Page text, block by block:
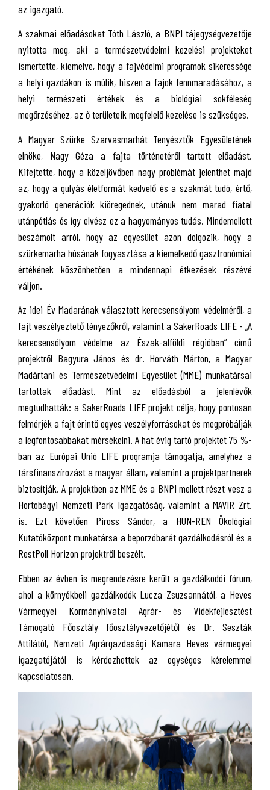
az igazgató.
A szakmai előadásokat Tóth László, a BNPI tájegységvezetője
nyitotta meg, aki a természetvédelmi kezelési projekteket
ismertette, kiemelve, hogy a fajvédelmi programok sikeressége
a helyi gazdákon is múlik, hiszen a fajok fennmaradásához, a
helyi természeti értékek és a biológiai sokféleség
megőrzéséhez, az ő területeik megfelelő kezelése is szükséges.
A Magyar Szürke Szarvasmarhát Tenyésztők Egyesületének
elnöke, Nagy Géza a fajta történetéről tartott előadást.
Kifejtette, hogy a közeljövőben nagy problémát jelenthet majd
az, hogy a gulyás életformát kedvelő és a szakmát tudó, értő,
gyakorló generációk kiöregednek, utánuk nem marad fiatal
utánpótlás és így elvész ez a hagyományos tudás. Mindemellett
beszámolt arról, hogy az egyesület azon dolgozik, hogy a
szürkemarha húsának fogyasztása a kiemelkedő gasztronómiai
értékének köszönhetően a mindennapi étkezések részévé
váljon.
Az idei Év Madarának választott kerecsensólyom védelméről, a
fajt veszélyeztető tényezőkről, valamint a SakerRoads LIFE - „A
kerecsensólyom védelme az Észak-alföldi régióban” című
projektről Bagyura János és dr. Horváth Márton, a Magyar
Madártani és Természetvédelmi Egyesület (MME) munkatársai
tartottak előadást. Mint az előadásból a jelenlévők
megtudhatták: a SakerRoads LIFE projekt célja, hogy pontosan
felmérjék a fajt érintő egyes veszélyforrásokat és megpróbálják
a legfontosabbakat mérsékelni. A hat évig tartó projektet 75 %-
ban az Európai Unió LIFE programja támogatja, amelyhez a
társfinanszírozást a magyar állam, valamint a projektpartnerek
biztosítják. A projektben az MME és a BNPI mellett részt vesz a
Hortobágyi Nemzeti Park Igazgatóság, valamint a MAVIR Zrt.
is. Ezt követően Piross Sándor, a HUN-REN Ökológiai
Kutatóközpont munkatársa a beporzóbarát gazdálkodásról és a
RestPoll Horizon projektről beszélt.
Ebben az évben is megrendezésre került a gazdálkodói fórum,
ahol a környékbeli gazdálkodók Lucza Zsuzsannától, a Heves
Vármegyei Kormányhivatal Agrár- és Vidékfejlesztést
Támogató Főosztály főosztályvezetőjétől és Dr. Seszták
Attilától, Nemzeti Agrárgazdasági Kamara Heves vármegyei
igazgatójától is kérdezhettek az egységes kérelemmel
kapcsolatosan.